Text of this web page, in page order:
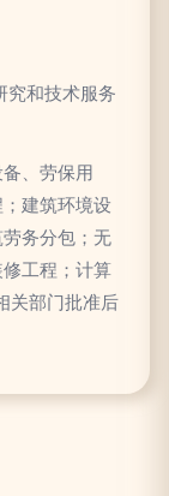
究和技术服务
、劳保用
建筑环境设
务分包；无
工程；计算
关部门批准后